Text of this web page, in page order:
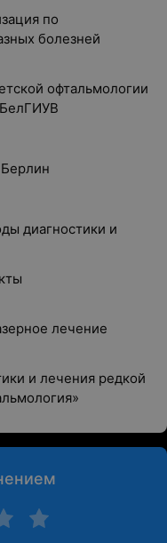
по
болезней
офтальмологии
диагностики и
лечение
и лечения редкой